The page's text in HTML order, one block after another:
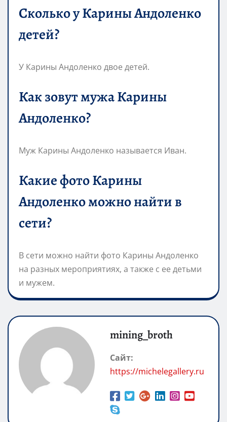
Сколько у Карины Андоленко
детей?
У Карины Андоленко двое детей.
Как зовут мужа Карины
Андоленко?
Муж Карины Андоленко называется Иван.
Какие фото Карины
Андоленко можно найти в
сети?
В сети можно найти фото Карины Андоленко
на разных мероприятиях, а также с ее детьми
и мужем.
mining_broth
Сайт:
https://michelegallery.ru